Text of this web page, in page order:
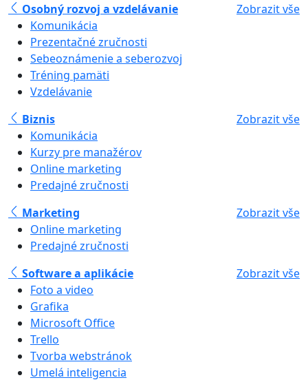
Osobný rozvoj a vzdelávanie
Zobrazit vše
Komunikácia
Prezentačné zručnosti
Sebeoznámenie a seberozvoj
Tréning pamäti
Vzdelávanie
Biznis
Zobrazit vše
Komunikácia
Kurzy pre manažérov
Online marketing
Predajné zručnosti
Marketing
Zobrazit vše
Online marketing
Predajné zručnosti
Software a aplikácie
Zobrazit vše
Foto a video
Grafika
Microsoft Office
Trello
Tvorba webstránok
Umelá inteligencia